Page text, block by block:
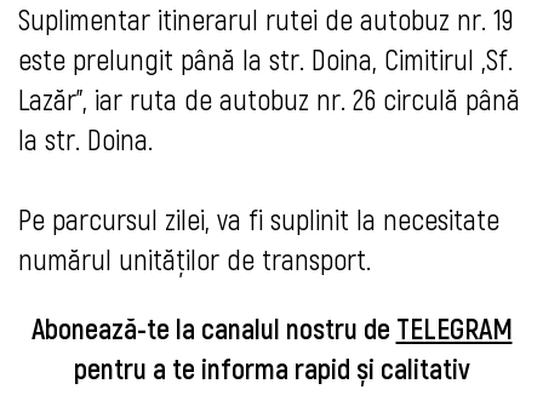
Suplimentar itinerarul rutei de autobuz nr. 19
este prelungit până la str. Doina, Cimitirul „Sf.
Lazăr”, iar ruta de autobuz nr. 26 circulă până
la str. Doina.
Pe parcursul zilei, va fi suplinit la necesitate
numărul unităților de transport.
Abonează-te la canalul nostru de TELEGRAM
pentru a te informa rapid și calitativ